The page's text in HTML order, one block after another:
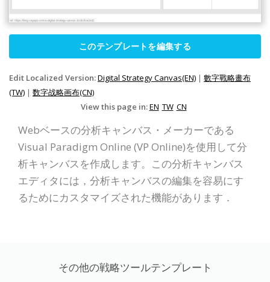
このテンプレートを編集する
Edit Localized Version:Digital Strategy Canvas(EN) | 數字戰略畫布
(TW) | 数字战略画布(CN)
View this page in:EN TW CN
Webベースの分析キャンバス・メーカーである
Visual Paradigm Online (VP Online)を使用して分
析キャンバスを作成します。この分析キャンバス
エディタには，分析キャンバスの編集を容易にす
るためにカスタマイズされた機能があります．
その他の戦略ツールテンプレート